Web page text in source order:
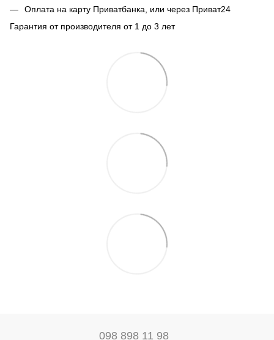
Оплата на карту Приватбанка, или через Приват24
Гарантия от производителя от 1 до 3 лет
098 898 11 98